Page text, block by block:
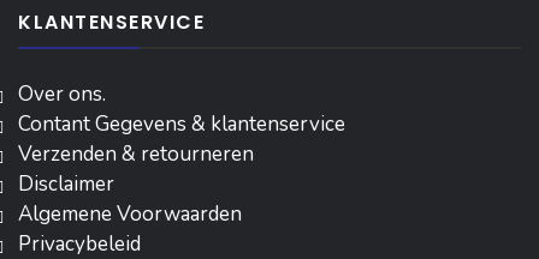
KLANTENSERVICE
Over ons.
Contant Gegevens & klantenservice
Verzenden & retourneren
Disclaimer
Algemene Voorwaarden
Privacybeleid